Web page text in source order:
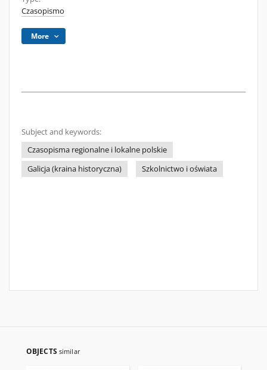
Czasopismo
More
Subject and keywords:
Czasopisma regionalne i lokalne polskie
Galicja (kraina historyczna)
Szkolnictwo i oświata
OBJECTS similar